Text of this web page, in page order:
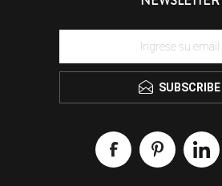
SUBSCRIBE